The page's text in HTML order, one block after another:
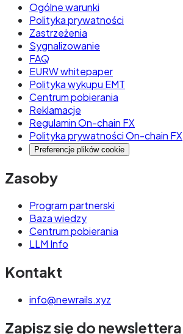
Ogólne warunki
Polityka prywatności
Zastrzeżenia
Sygnalizowanie
FAQ
EURW whitepaper
Polityka wykupu EMT
Centrum pobierania
Reklamacje
Regulamin On-chain FX
Polityka prywatności On-chain FX
Preferencje plików cookie
Zasoby
Program partnerski
Baza wiedzy
Centrum pobierania
LLM Info
Kontakt
info@newrails.xyz
Zapisz się do newslettera